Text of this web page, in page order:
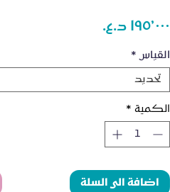
القياس *
تحديد
الكمية *
اضافة الى السلة